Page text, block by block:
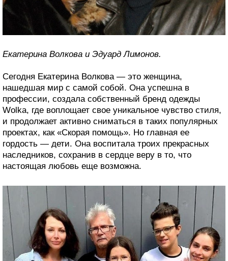
Екатерина Волкова и Эдуард Лимонов.
Сегодня Екатерина Волкова — это женщина,
нашедшая мир с самой собой. Она успешна в
профессии, создала собственный бренд одежды
Wolka, где воплощает свое уникальное чувство стиля,
и продолжает активно сниматься в таких популярных
проектах, как «Скорая помощь». Но главная ее
гордость — дети. Она воспитала троих прекрасных
наследников, сохранив в сердце веру в то, что
настоящая любовь еще возможна.